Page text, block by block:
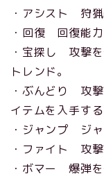
・アシスト 狩
・回復 回復能力
・宝探し 攻撃
トレンド。
・ぶんどり 攻
イテムを入手する
・ジャンプ ジ
・ファイト 攻撃
・ボマー 爆弾を